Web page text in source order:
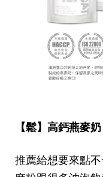
【鬆】高鈣燕麥奶
推薦給想要來點